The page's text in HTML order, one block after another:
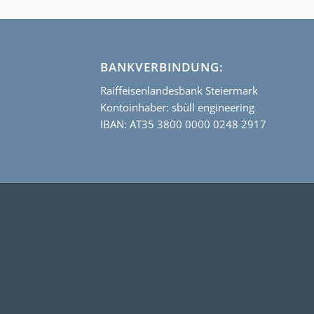
BANKVERBINDUNG:
Raiffeisenlandesbank Steiermark
Kontoinhaber: sbüll engineering
IBAN: AT35 3800 0000 0248 2917